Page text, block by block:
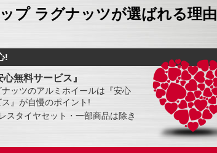
プ ラグナッツが選ばれる理由
!
心無料サービス』
ッツのアルミホイールは『安心
』が自慢のポイント!
スタイヤセット・一部商品は除き